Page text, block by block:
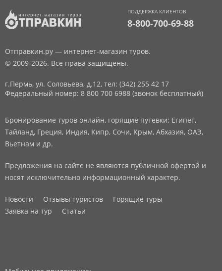
ПОДДЕРЖКА КЛИЕНТОВ
8-800-700-69-88
Отправкин.ру — интернет-магазин туров.
© 2009-2026. Все права защищены.
г.Пермь, ул. Соловьева, д.12, тел: (342) 255 42 17
Федеральный номер: 8 800 700 6988 (звонок бесплатный)
Бронирование туров онлайн, горящие путевки: Египет,
Тайланд, Греция, Индия, Кипр, Сочи, Крым, Абхазия, ОАЭ,
Вьетнам и др.
Предложения на сайте не являются публичной офертой и
носят исключительно информационный характер.
Новости Отзывы туристов
Горящие туры
Заявка на тур
Статьи